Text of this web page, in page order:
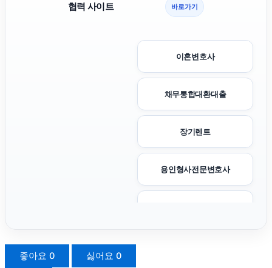
협력 사이트 바로가기
이혼변호사
채무통합대환대출
장기렌트
용인형사전문변호사
좋아요 0 싫어요 0